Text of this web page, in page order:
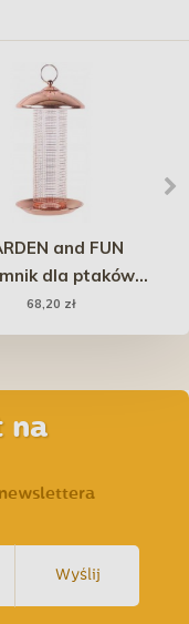
and FUN
dla ptaków
z kratką 16 x 16
x 30,5 cm
68,20 zł
na
Wyślij